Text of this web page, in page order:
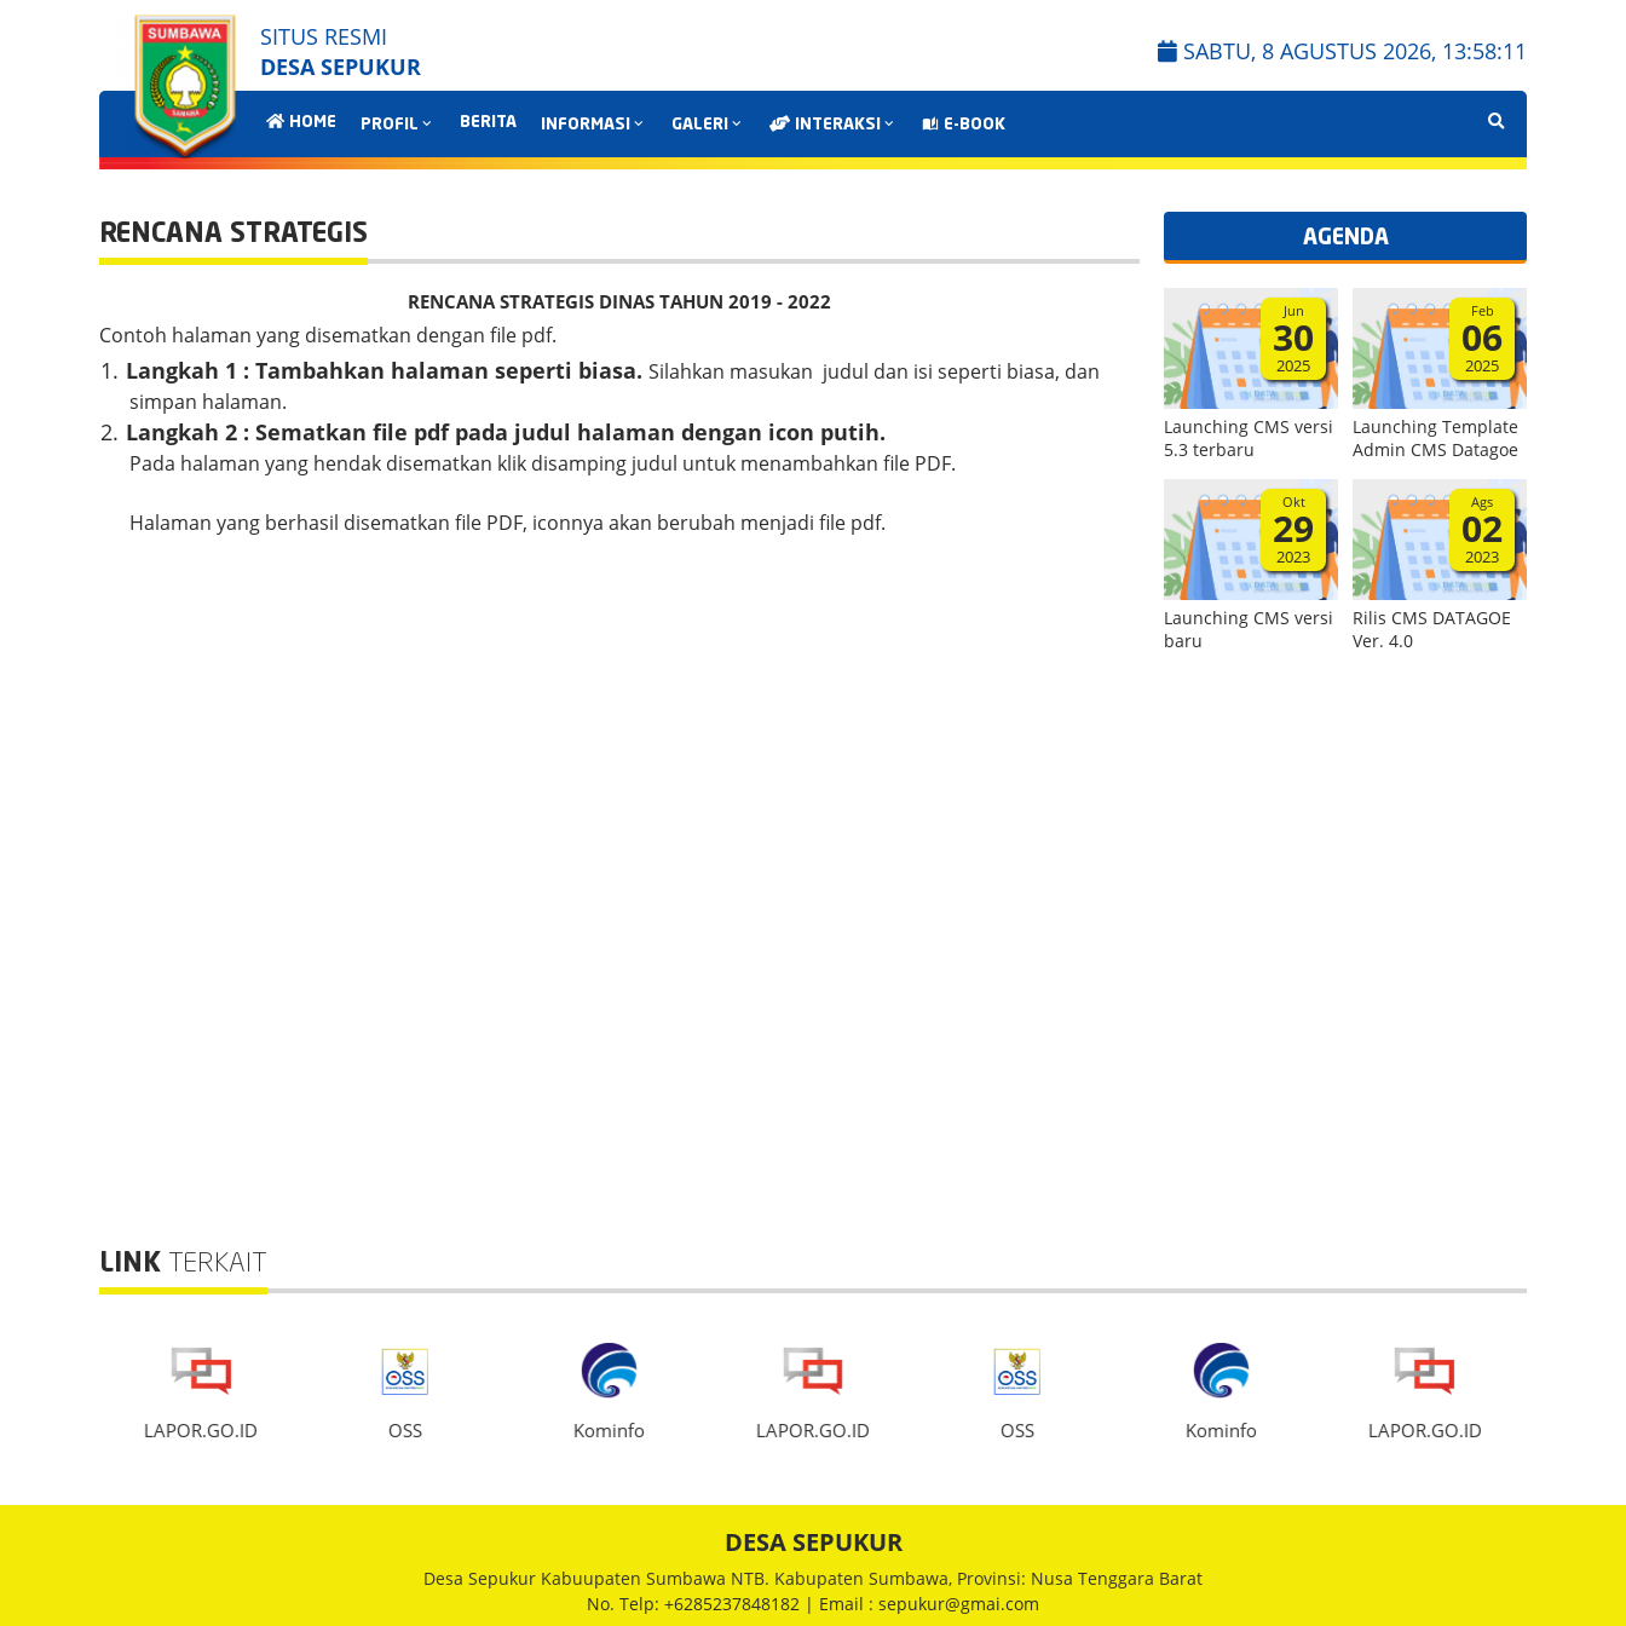
SITUS RESMI
DESA SEPUKUR
SABTU, 8 AGUSTUS 2026, 13:58:11
HOME PROFIL BERITA INFORMASI GALERI INTERAKSI E-BOOK
RENCANA STRATEGIS
RENCANA STRATEGIS DINAS TAHUN 2019 - 2022
Contoh halaman yang disematkan dengan file pdf.
1. Langkah 1 : Tambahkan halaman seperti biasa. Silahkan masukan judul dan isi seperti biasa, dan
simpan halaman.
2. Langkah 2 : Sematkan file pdf pada judul halaman dengan icon putih.
Pada halaman yang hendak disematkan klik disamping judul untuk menambahkan file PDF.
Halaman yang berhasil disematkan file PDF, iconnya akan berubah menjadi file pdf.
AGENDA
Jun
30
2025
Launching CMS versi
5.3 terbaru
Feb
06
2025
Launching Template
Admin CMS Datagoe
Okt
29
2023
Launching CMS versi
baru
Ags
02
2023
Rilis CMS DATAGOE
Ver. 4.0
LINK TERKAIT
LAPOR.GO.ID OSS Kominfo LAPOR.GO.ID OSS Kominfo LAPOR.GO.ID
DESA SEPUKUR
Desa Sepukur Kabuupaten Sumbawa NTB. Kabupaten Sumbawa, Provinsi: Nusa Tenggara Barat
No. Telp: +6285237848182 | Email : sepukur@gmai.com